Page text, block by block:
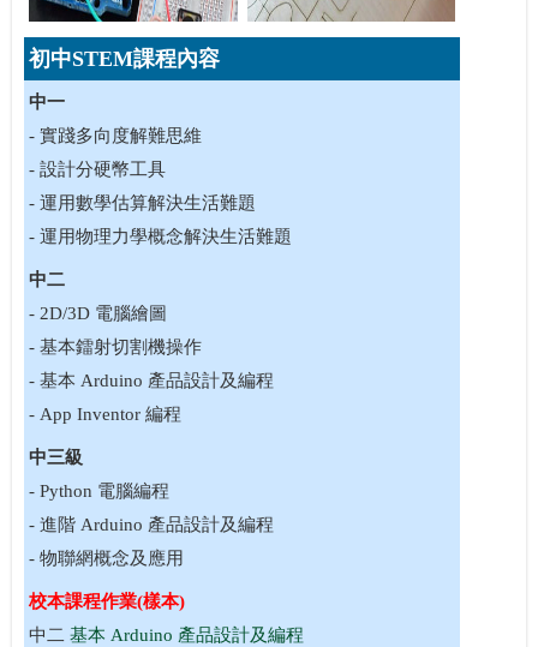
初中STEM課程內容
中一
- 實踐多向度解難思維
- 設計分硬幣工具
- 運用數學估算解決生活難題
- 運用物理力學概念解決生活難題
中二
- 2D/3D 電腦繪圖
- 基本鐳射切割機操作
- 基本 Arduino 產品設計及編程
- App Inventor 編程
中三級
- Python 電腦編程
- 進階 Arduino 產品設計及編程
- 物聯網概念及應用
校本課程作業(樣本)
中二 基本 Arduino 產品設計及編程